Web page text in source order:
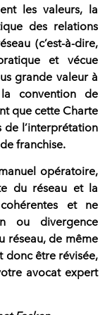
les valeurs, la
des relations
(c’est-à-dire,
et vécue
grande valeur à
convention de
que cette Charte
de l’interprétation
franchise.
opératoire,
du réseau et la
et ne
ou divergence
réseau, de même
donc être révisée,
avocat expert